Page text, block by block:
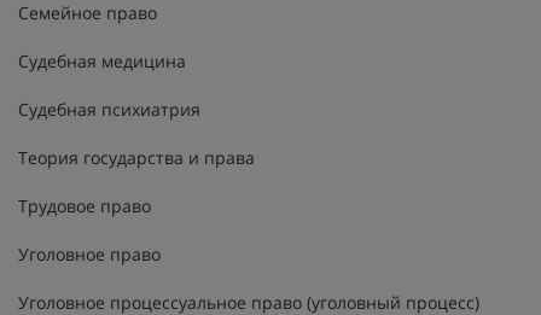
Семейное право
Судебная медицина
Судебная психиатрия
Теория государства и права
Трудовое право
Уголовное право
Уголовное процессуальное право (уголовный процесс)